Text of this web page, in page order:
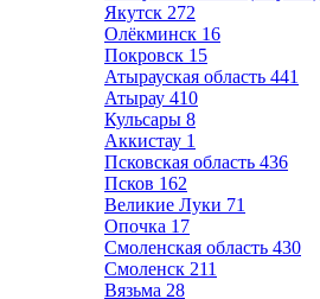
Якутск 272
Олёкминск 16
Покровск 15
Атырауская область 441
Атырау 410
Кульсары 8
Аккистау 1
Псковская область 436
Псков 162
Великие Луки 71
Опочка 17
Смоленская область 430
Смоленск 211
Вязьма 28